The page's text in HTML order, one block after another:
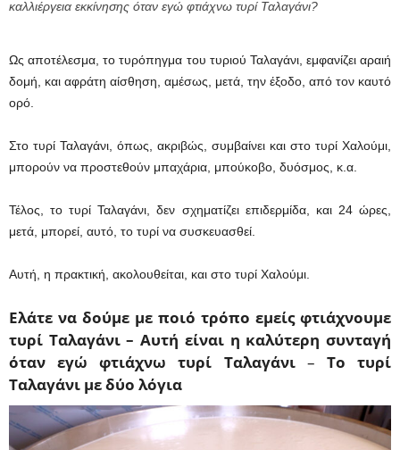
καλλιέργεια εκκίνησης όταν εγώ φτιάχνω τυρί Ταλαγάνι?
Ως αποτέλεσμα, το τυρόπηγμα του τυριού Ταλαγάνι, εμφανίζει αραιή
δομή, και αφράτη αίσθηση, αμέσως, μετά, την έξοδο, από τον καυτό
ορό.
Στο τυρί Ταλαγάνι, όπως, ακριβώς, συμβαίνει και στο τυρί Χαλούμι,
μπορούν να προστεθούν μπαχάρια, μπούκοβο, δυόσμος, κ.α.
Τέλος, το τυρί Ταλαγάνι, δεν σχηματίζει επιδερμίδα, και 24 ώρες,
μετά, μπορεί, αυτό, το τυρί να συσκευασθεί.
Αυτή, η πρακτική, ακολουθείται, και στο τυρί Χαλούμι.
Ελάτε να δούμε με ποιό τρόπο εμείς φτιάχνουμε
τυρί Ταλαγάνι – Αυτή είναι η καλύτερη συνταγή
όταν εγώ φτιάχνω τυρί Ταλαγάνι– Το τυρί
Ταλαγάνι με δύο λόγια